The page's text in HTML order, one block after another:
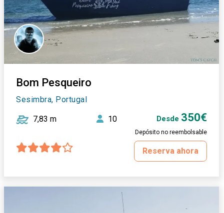
Bom Pesqueiro
Sesimbra, Portugal
7,83 m 10 Desde 350€
Depósito no reembolsable
Reserva ahora